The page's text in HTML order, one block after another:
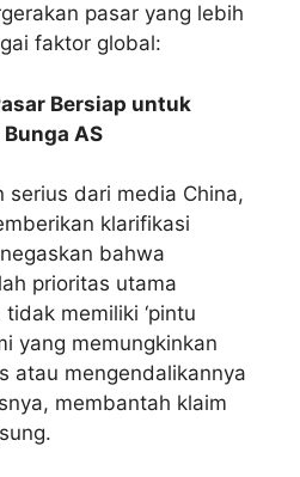
pasar yang lebih
faktor global:
Bersiap untuk
AS
serius dari media China,
klarifikasi
bahwa
prioritas utama
tidak memiliki ‘pintu
yang memungkinkan
atau mengendalikannya
membantah klaim